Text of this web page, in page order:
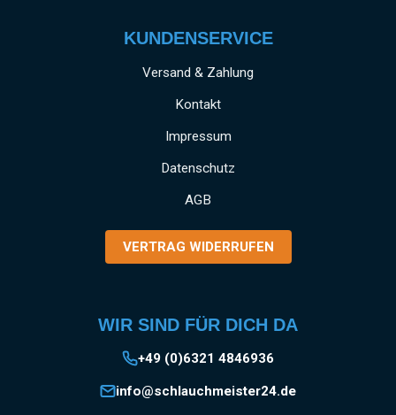
KUNDENSERVICE
Versand & Zahlung
Kontakt
Impressum
Datenschutz
AGB
VERTRAG WIDERRUFEN
WIR SIND FÜR DICH DA
+49 (0)6321 4846936
info@schlauchmeister24.de